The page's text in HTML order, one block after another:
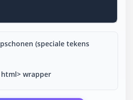
(speciale tekens
html> wrapper